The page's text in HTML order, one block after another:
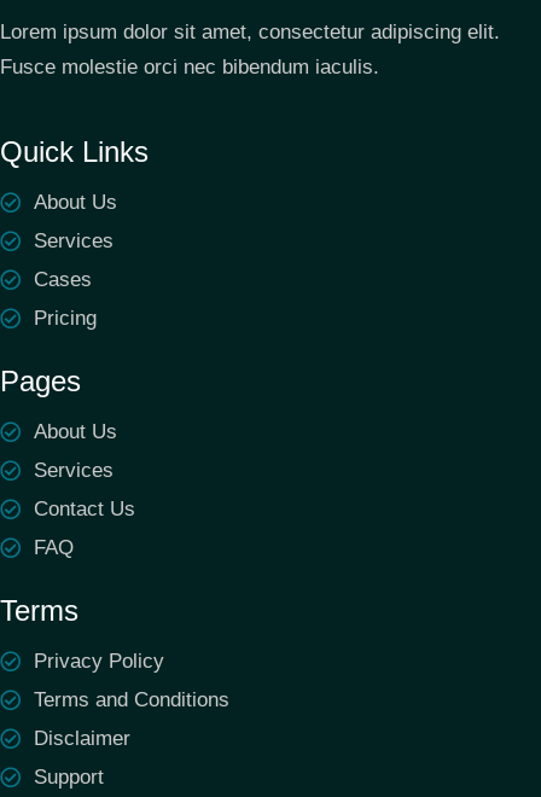
Lorem ipsum dolor sit amet, consectetur adipiscing elit.
Fusce molestie orci nec bibendum iaculis.
Quick Links
About Us
Services
Cases
Pricing
Pages
About Us
Services
Contact Us
FAQ
Terms
Privacy Policy
Terms and Conditions
Disclaimer
Support